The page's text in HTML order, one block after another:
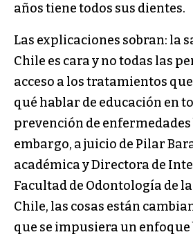
años tiene todos sus dientes.
Las explicaciones sobran: la
Chile es cara y no todas las
acceso a los tratamientos
qué hablar de educación en
prevención de enfermedades
embargo, a juicio de Pilar
académica y Directora de
Facultad de Odontología de
Chile, las cosas están
que se impusiera un